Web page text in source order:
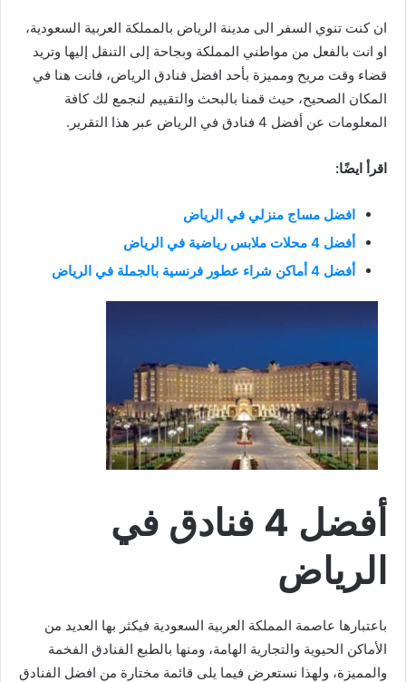
ان كنت تنوي السفر الى مدينة الرياض بالمملكة العربية السعودية،
او انت بالفعل من مواطني المملكة وبجاحة إلى التنقل إليها وتريد
قضاء وقت مريح ومميزة بأحد افضل فنادق الرياض، فانت هنا في
المكان الصحيح، حيث قمنا بالبحث والتقييم لنجمع لك كافة
المعلومات عن أفضل 4 فنادق في الرياض عبر هذا التقرير.
اقرأ ايضًا:
افضل مساج منزلي في الرياض
أفضل 4 محلات ملابس رياضية في الرياض
أفضل 4 أماكن شراء عطور فرنسية بالجملة في الرياض
أفضل 4 فنادق في
الرياض
باعتبارها عاصمة المملكة العربية السعودية فيكثر بها العديد من
الأماكن الحيوية والتجارية الهامة، ومنها بالطبع الفنادق الفخمة
والمميزة، ولهذا نستعرض فيما يلى قائمة مختارة من افضل الفنادق